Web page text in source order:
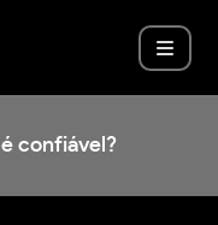
é confiável?